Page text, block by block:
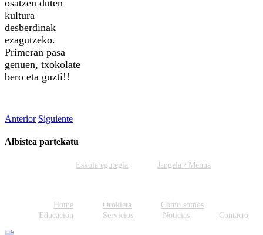
osatzen duten
kultura
desberdinak
ezagutzeko.
Primeran pasa
genuen, txokolate
bero eta guzti!!
Anterior Siguiente
Albistea partekatu
Eskola egutegia Jangela / Menua
Home Orokieta
Cómo somos
Educación
Servicios Noticias Contacto